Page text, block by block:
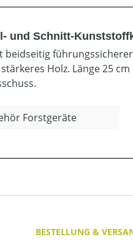
und Schnitt-
beidseitig
Holz. Länge 25
Forstgeräte
BESTELLUNG &